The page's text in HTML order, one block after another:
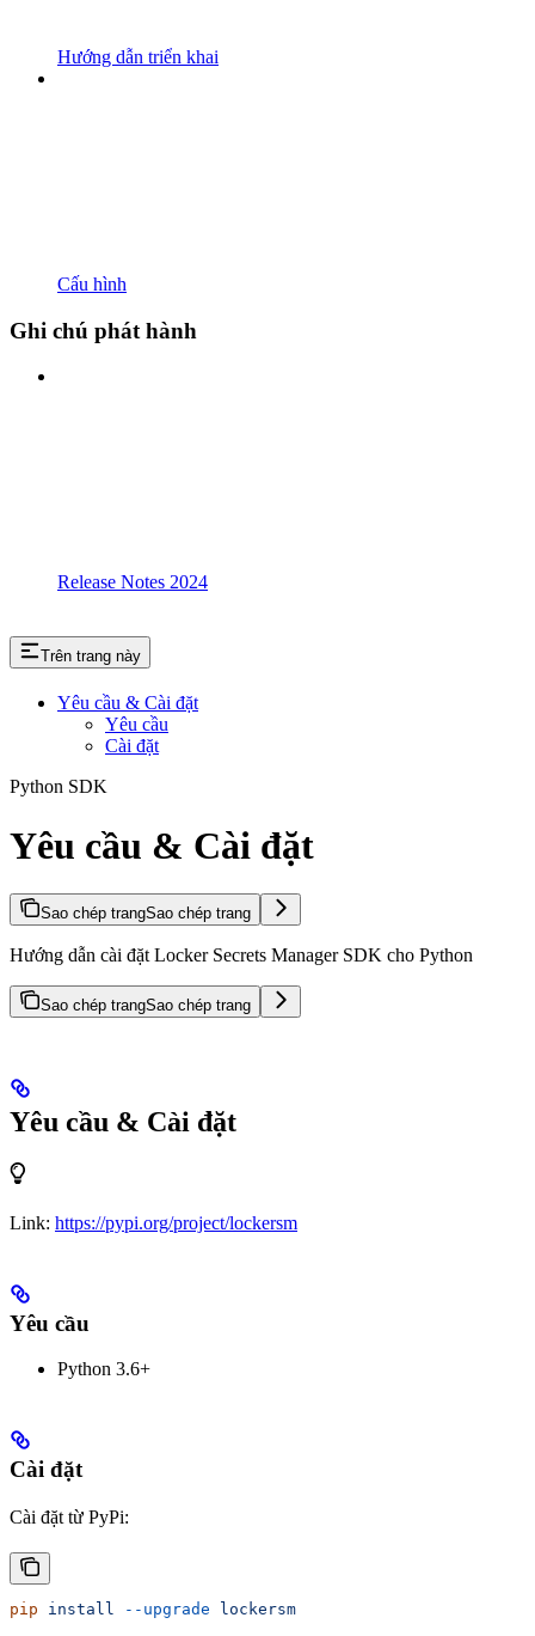
Hướng dẫn triển khai
Cấu hình
Ghi chú phát hành
Release Notes 2024
Trên trang này
Yêu cầu & Cài đặt
Yêu cầu
Cài đặt
Python SDK
Yêu cầu & Cài đặt
Sao chép trangSao chép trang
Hướng dẫn cài đặt Locker Secrets Manager SDK cho Python
Sao chép trangSao chép trang
Yêu cầu & Cài đặt
Link: https://pypi.org/project/lockersm
Yêu cầu
Python 3.6+
Cài đặt
Cài đặt từ PyPi:
pip install --upgrade lockersm